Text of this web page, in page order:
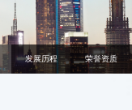
发展历程 荣誉资质